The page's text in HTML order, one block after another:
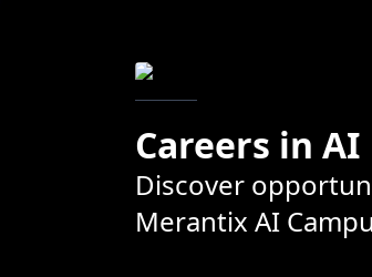
Careers in AI
Discover
Merantix AI